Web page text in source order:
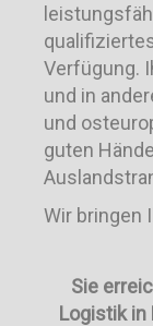
Verfügung.
und in
und
guten
Wir bringen
Sie
Logistik in